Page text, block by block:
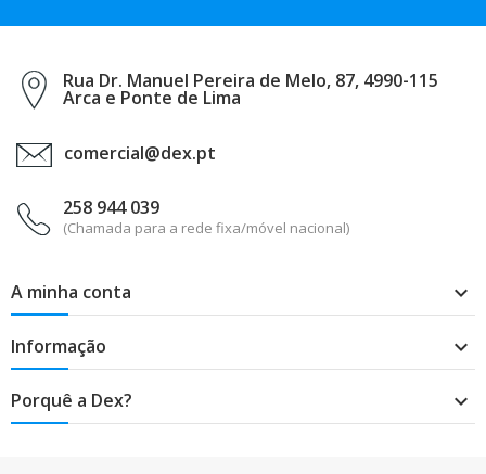
Rua Dr. Manuel Pereira de Melo, 87, 4990-115
Arca e Ponte de Lima
comercial@dex.pt
258 944 039
(Chamada para a rede fixa/móvel nacional)
A minha conta 
Informação 
Porquê a Dex? 